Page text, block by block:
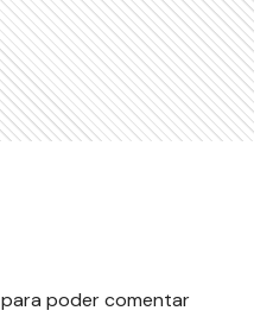
para poder comentar